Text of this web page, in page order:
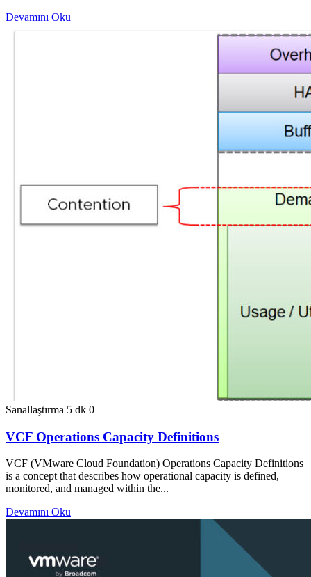
Devamını Oku
Sanallaştırma 5 dk 0
VCF Operations Capacity Definitions
VCF (VMware Cloud Foundation) Operations Capacity Definitions
is a concept that describes how operational capacity is defined,
monitored, and managed within the...
Devamını Oku